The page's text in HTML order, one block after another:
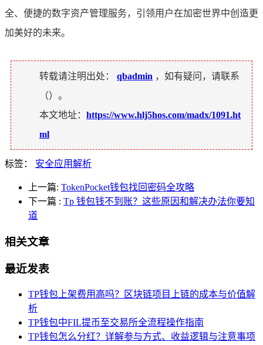
全、便捷的数字资产管理服务，引领用户在加密世界中创造更
加美好的未来。
转载请注明出处： qbadmin ，如有疑问，请联系
（）。
本文地址： https://www.hlj5hos.com/madx/1091.ht
ml
标签： 安全应用解析
上一篇: TokenPocket钱包找回密码全攻略
下一篇 : Tp 钱包钱不到账？这些原因和解决办法你要知
道
相关文章
最近发表
TP钱包上架费用高吗？区块链项目上链的成本与价值解
析
TP钱包中FIL提币至交易所全流程操作指南
TP钱包怎么分红？详解参与方式、收益逻辑与注意事项